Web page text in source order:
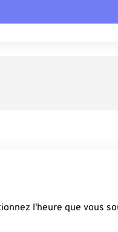
l'heure que vous